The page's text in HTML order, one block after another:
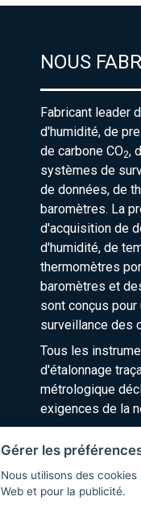
NOUS
Fabricant leader
d'humidité, de
de carbone CO2,
systèmes de
de données, de
baromètres. La
d'acquisition de
d'humidité, de
thermomètres
baromètres et
sont conçus
surveillance des
Tous les
d'étalonnage
métrologique
exigences de la
Gérer les
Nous utilisons des
Web et pour la publicité.